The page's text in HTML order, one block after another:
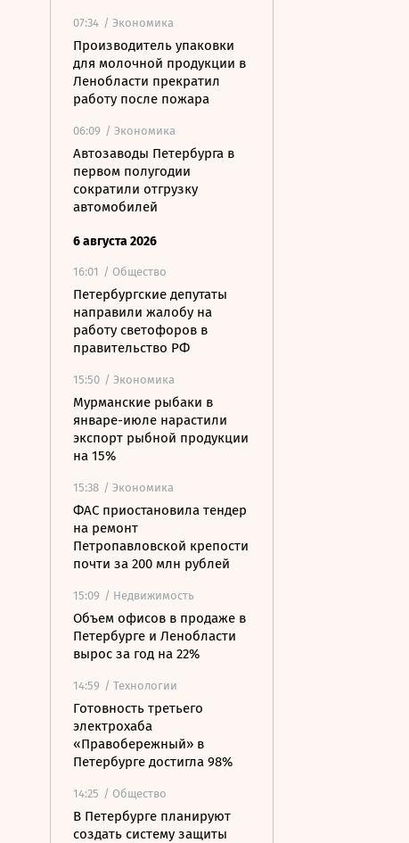
07:34 / Экономика
Производитель упаковки
для молочной продукции в
Ленобласти прекратил
работу после пожара
06:09 / Экономика
Автозаводы Петербурга в
первом полугодии
сократили отгрузку
автомобилей
6 августа 2026
16:01 / Общество
Петербургские депутаты
направили жалобу на
работу светофоров в
правительство РФ
15:50 / Экономика
Мурманские рыбаки в
январе-июле нарастили
экспорт рыбной продукции
на 15%
15:38 / Экономика
ФАС приостановила тендер
на ремонт
Петропавловской крепости
почти за 200 млн рублей
15:09 / Недвижимость
Объем офисов в продаже в
Петербурге и Ленобласти
вырос за год на 22%
14:59 / Технологии
Готовность третьего
электрохаба
«Правобережный» в
Петербурге достигла 98%
14:25 / Общество
В Петербурге планируют
создать систему защиты